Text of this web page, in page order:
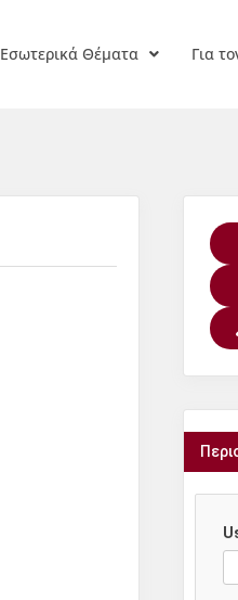
Εσωτερικά Θέματα Για